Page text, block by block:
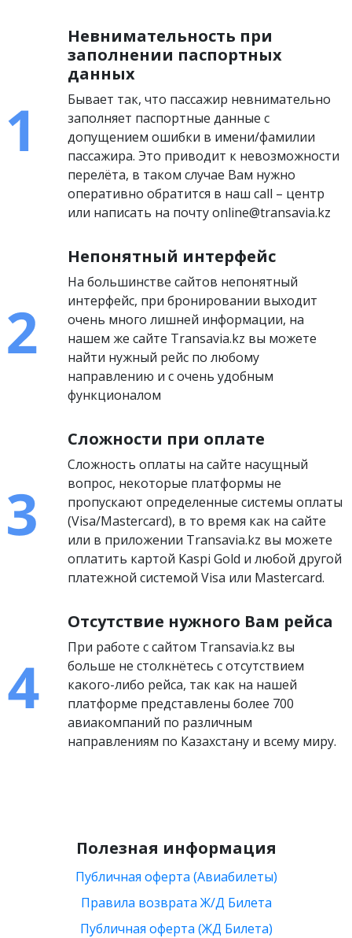
Невнимательность при
заполнении паспортных
данных
Бывает так, что пассажир невнимательно
заполняет паспортные данные с
допущением ошибки в имени/фамилии
пассажира. Это приводит к невозможности
перелёта, в таком случае Вам нужно
оперативно обратится в наш call – центр
или написать на почту online@transavia.kz
Непонятный интерфейс
На большинстве сайтов непонятный
интерфейс, при бронировании выходит
очень много лишней информации, на
нашем же сайте Transavia.kz вы можете
найти нужный рейс по любому
направлению и с очень удобным
функционалом
Сложности при оплате
Сложность оплаты на сайте насущный
вопрос, некоторые платформы не
пропускают определенные системы оплаты
(Visa/Mastercard), в то время как на сайте
или в приложении Transavia.kz вы можете
оплатить картой Kaspi Gold и любой другой
платежной системой Visa или Mastercard.
Отсутствие нужного Вам рейса
При работе с сайтом Transavia.kz вы
больше не столкнётесь с отсутствием
какого-либо рейса, так как на нашей
платформе представлены более 700
авиакомпаний по различным
направлениям по Казахстану и всему миру.
Полезная информация
Публичная оферта (Авиабилеты)
Правила возврата Ж/Д Билета
Публичная оферта (ЖД Билета)